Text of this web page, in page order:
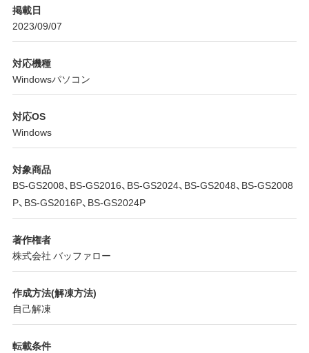
掲載日
2023/09/07
対応機種
Windowsパソコン
対応OS
Windows
対象商品
BS-GS2008、BS-GS2016、BS-GS2024、BS-GS2048、BS-GS2008
P、BS-GS2016P、BS-GS2024P
著作権者
株式会社 バッファロー
作成方法(解凍方法)
自己解凍
転載条件